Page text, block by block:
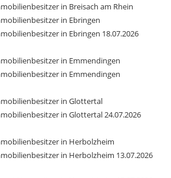
in Breisach am Rhein
in Ebringen
in Ebringen 18.07.2026
in Emmendingen
in Emmendingen
in Glottertal
in Glottertal 24.07.2026
in Herbolzheim
in Herbolzheim 13.07.2026